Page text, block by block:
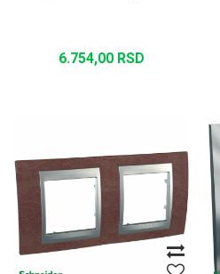
6.754,00 RSD